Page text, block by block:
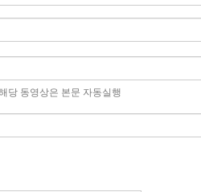
당 동영상은 본문 자동실행